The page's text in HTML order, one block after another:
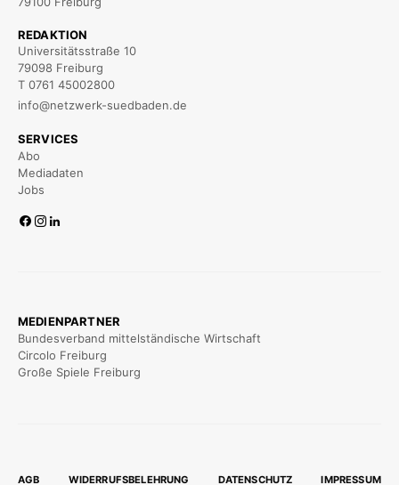
REDAKTION
Universitätsstraße 10
79098 Freiburg
T 0761 45002800
info@netzwerk-suedbaden.de
SERVICES
Abo
Mediadaten
Jobs
MEDIENPARTNER
Bundesverband mittelständische Wirtschaft
Circolo Freiburg
Große Spiele Freiburg
AGB WIDERRUFSBELEHRUNG DATENSCHUTZ IMPRESSUM